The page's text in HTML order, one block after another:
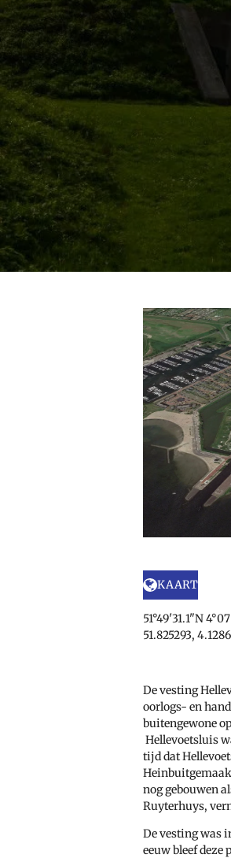
KAART
51°49'31.1"N
51.825293,
De vesting
oorlogs- en
buitengewone
Hellevoetsluis
tijd dat
nog gebouwen
Ruyterhuys,
De vesting was
eeuw bleef deze